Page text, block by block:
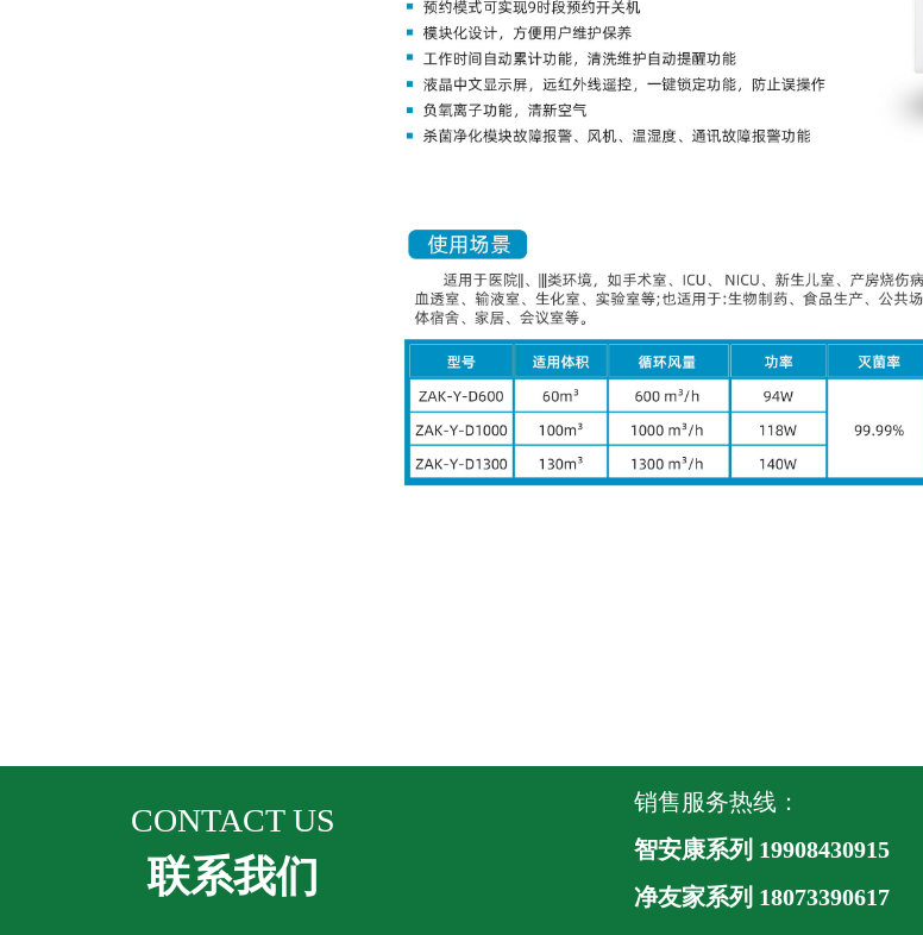
销售服务热线：
智安康系列 19908430915
净友家系列 18073390617
CONTACT US
联系我们